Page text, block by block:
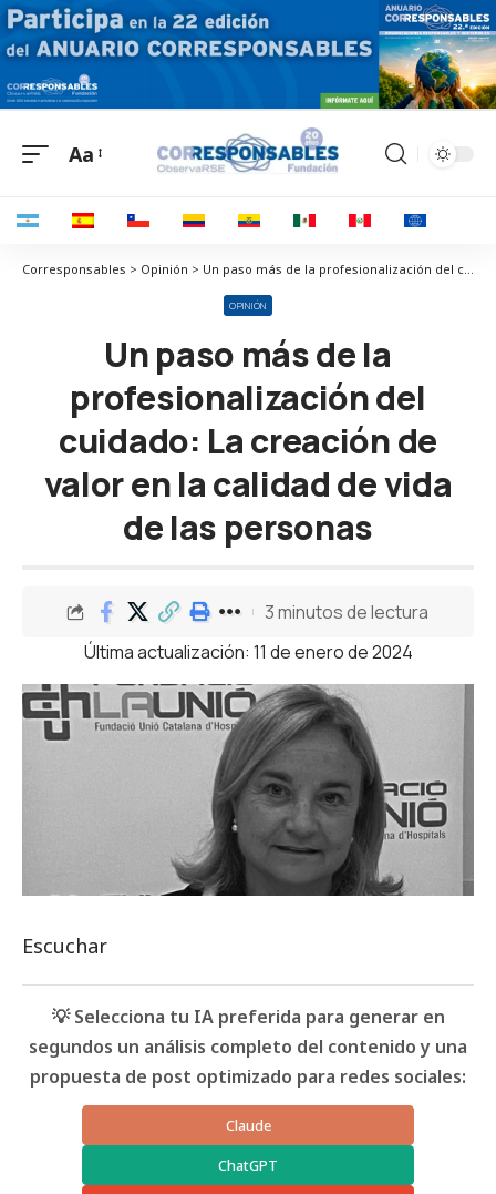
Aa
Corresponsables > Opinión > Un paso más de la profesionalización del cuidado: La creación de valor en la calidad de vida de las personas
OPINIÓN
Un paso más de la
profesionalización del
cuidado: La creación de
valor en la calidad de vida
de las personas
Última actualización: 11 de enero de 2024
3 minutos de lectura
Escuchar
💡 Selecciona tu IA preferida para generar en
segundos un análisis completo del contenido y una
propuesta de post optimizado para redes sociales:
Claude
ChatGPT